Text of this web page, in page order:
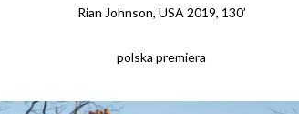
Rian Johnson, USA 2019, 130’
polska premiera